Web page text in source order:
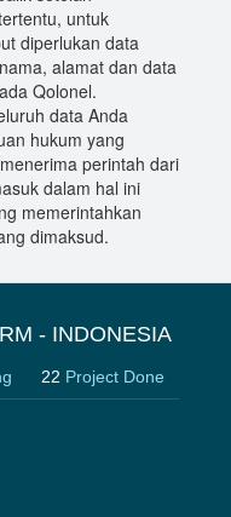
untuk
diperlukan data
alamat dan data
Qolonel.
data Anda
hukum yang
perintah dari
dalam hal ini
memerintahkan
dimaksud.
- INDONESIA
22 Project Done